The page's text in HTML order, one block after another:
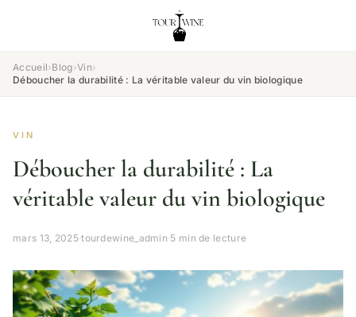
Accueil›Blog›Vin›
Déboucher la durabilité : La véritable valeur du vin biologique
VIN
Déboucher la durabilité : La
véritable valeur du vin biologique
mars 13, 2025·tourdewine_admin·5 min de lecture